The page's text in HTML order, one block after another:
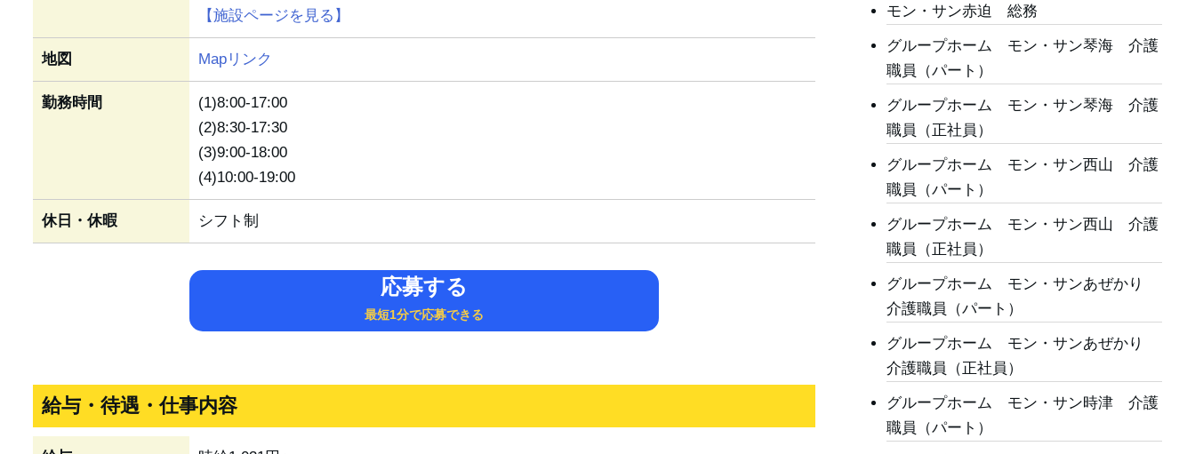
【施設ページを見る】
地図 Mapリンク
勤務時間
(1)8:00-17:00
(2)8:30-17:30
(3)9:00-18:00
(4)10:00-19:00
休日・休暇 シフト制
応募する
最短1分で応募できる
給与・待遇・仕事内容
モン・サン赤迫 総務
グループホーム モン・サン琴海 介護
職員（パート）
グループホーム モン・サン琴海 介護
職員（正社員）
グループホーム モン・サン西山 介護
職員（パート）
グループホーム モン・サン西山 介護
職員（正社員）
グループホーム モン・サンあぜかり
介護職員（パート）
グループホーム モン・サンあぜかり
介護職員（正社員）
グループホーム モン・サン時津 介護
職員（パート）